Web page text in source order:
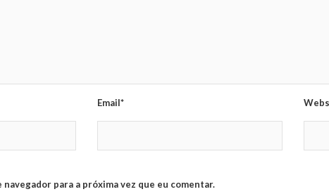
Email*
para a próxima vez que eu comentar.